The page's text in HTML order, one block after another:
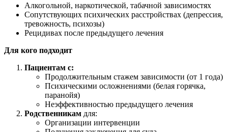
Алкогольной, наркотической, табачной зависимостях
Сопутствующих психических расстройствах (депрессия,
тревожность, психозы)
Рецидивах после предыдущего лечения
Для кого подходит
Пациентам с:
Продолжительным стажем зависимости (от 1 года)
Психическими осложнениями (белая горячка,
паранойя)
Неэффективностью предыдущего лечения
Родственникам для:
Организации интервенции